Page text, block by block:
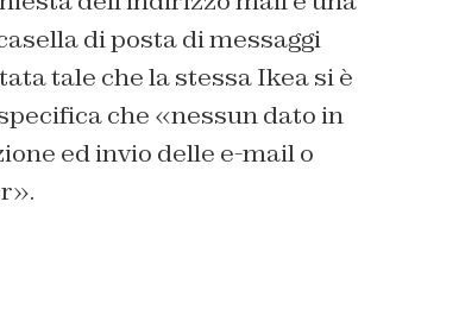
di posta di messaggi
tale che la stessa Ikea si è
che «nessun dato in
ed invio delle e-mail o